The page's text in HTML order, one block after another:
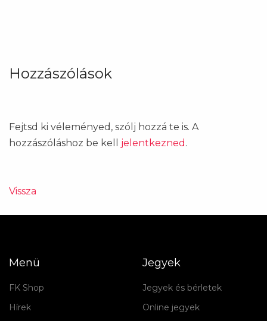
Hozzászólások
Fejtsd ki véleményed, szólj hozzá te is. A
hozzászóláshoz be kell jelentkezned .
Vissza
Menü
FK Shop
Hírek
Jegyek
Jegyek és bérletek
Online jegyek